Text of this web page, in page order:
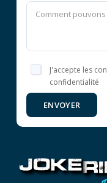
J'accepte les
confidentialité
ENVOYER